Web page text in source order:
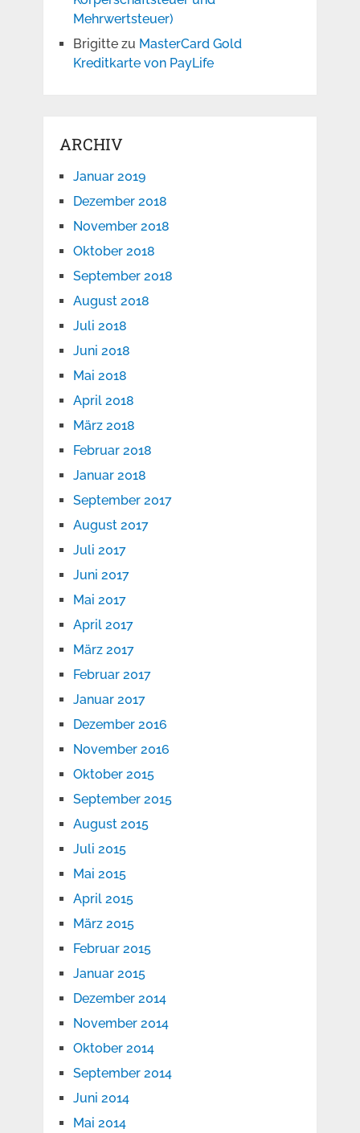
Mehrwertsteuer)
Brigittezu MasterCard Gold
Kreditkarte von PayLife
ARCHIV
Januar 2019
Dezember 2018
November 2018
Oktober 2018
September 2018
August 2018
Juli 2018
Juni 2018
Mai 2018
April 2018
März 2018
Februar 2018
Januar 2018
September 2017
August 2017
Juli 2017
Juni 2017
Mai 2017
April 2017
März 2017
Februar 2017
Januar 2017
Dezember 2016
November 2016
Oktober 2015
September 2015
August 2015
Juli 2015
Mai 2015
April 2015
März 2015
Februar 2015
Januar 2015
Dezember 2014
November 2014
Oktober 2014
September 2014
Juni 2014
Mai 2014